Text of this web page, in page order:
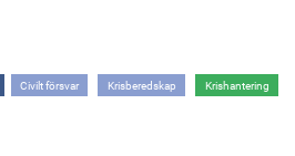
Civilt försvar Krisberedskap Krishantering